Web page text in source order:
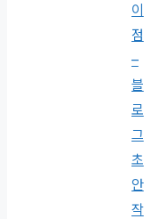
이
점
–
블
로
그
초
안
작